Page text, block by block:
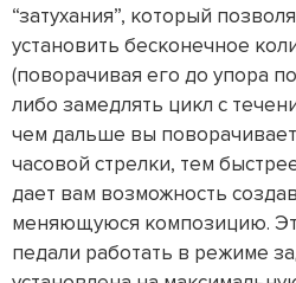
“затухания”, который
установить бесконечное
(поворачивая его до упора
либо замедлять цикл с
чем дальше вы
часовой стрелки, тем
дает вам возможность
меняющуюся композицию.
педали работать в режиме